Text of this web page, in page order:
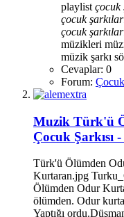
playlist çocuk
çocuk
çocuk
müzikleri
müzik şarkı
Cevaplar: 0
Forum: Çocuk
Muzik Türk'ü
Çocuk Şarkısı
Türk'ü Ölümden
Kurtaran.jpg
Ölümden Odur
ölümden. Odur
Yaptığı